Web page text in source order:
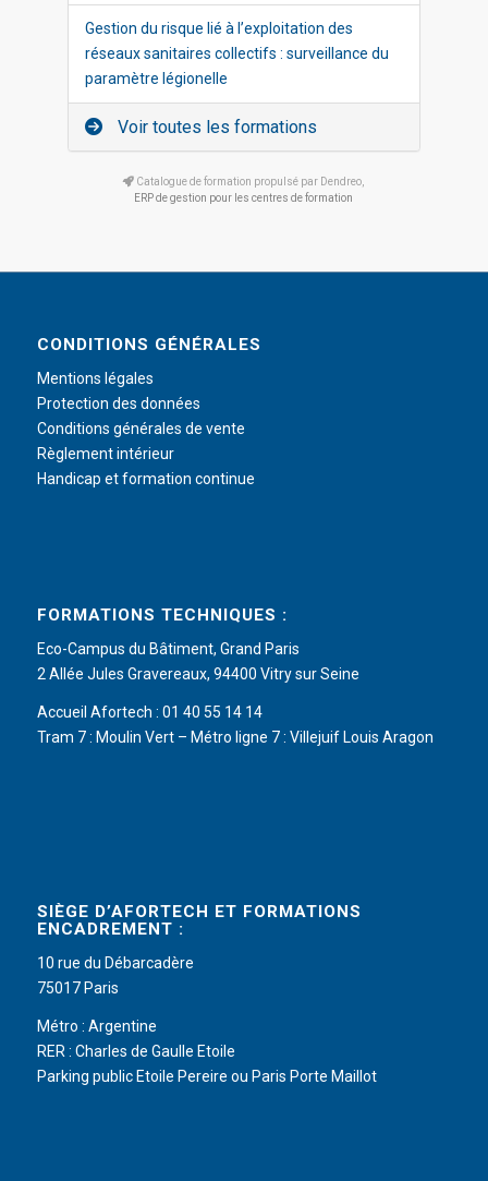
Gestion du risque lié à l’exploitation des
réseaux sanitaires collectifs : surveillance du
paramètre légionelle
Voir toutes les formations
Catalogue de formation propulsé par Dendreo,
ERP de gestion pour les centres de formation
CONDITIONS GÉNÉRALES
Mentions légales
Protection des données
Conditions générales de vente
Règlement intérieur
Handicap et formation continue
FORMATIONS TECHNIQUES :
Eco-Campus du Bâtiment, Grand Paris
2 Allée Jules Gravereaux, 94400 Vitry sur Seine
Accueil Afortech : 01 40 55 14 14
Tram 7 : Moulin Vert – Métro ligne 7 : Villejuif Louis Aragon
SIÈGE D’AFORTECH ET FORMATIONS
ENCADREMENT :
10 rue du Débarcadère
75017 Paris
Métro : Argentine
RER : Charles de Gaulle Etoile
Parking public Etoile Pereire ou Paris Porte Maillot